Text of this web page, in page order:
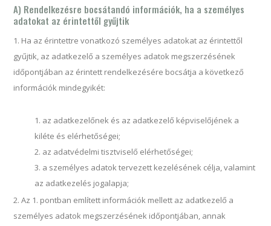
A) Rendelkezésre bocsátandó információk, ha a személyes
adatokat az érintettől gyűjtik
Ha az érintettre vonatkozó személyes adatokat az érintettől
gyűjtik, az adatkezelő a személyes adatok megszerzésének
időpontjában az érintett rendelkezésére bocsátja a következő
információk mindegyikét:
az adatkezelőnek és az adatkezelő képviselőjének a
kiléte és elérhetőségei;
az adatvédelmi tisztviselő elérhetőségei;
a személyes adatok tervezett kezelésének célja, valamint
az adatkezelés jogalapja;
Az 1. pontban említett információk mellett az adatkezelő a
személyes adatok megszerzésének időpontjában, annak